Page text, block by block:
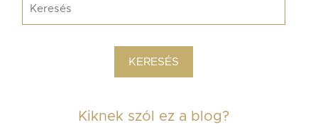
Kiknek szól ez a blog?